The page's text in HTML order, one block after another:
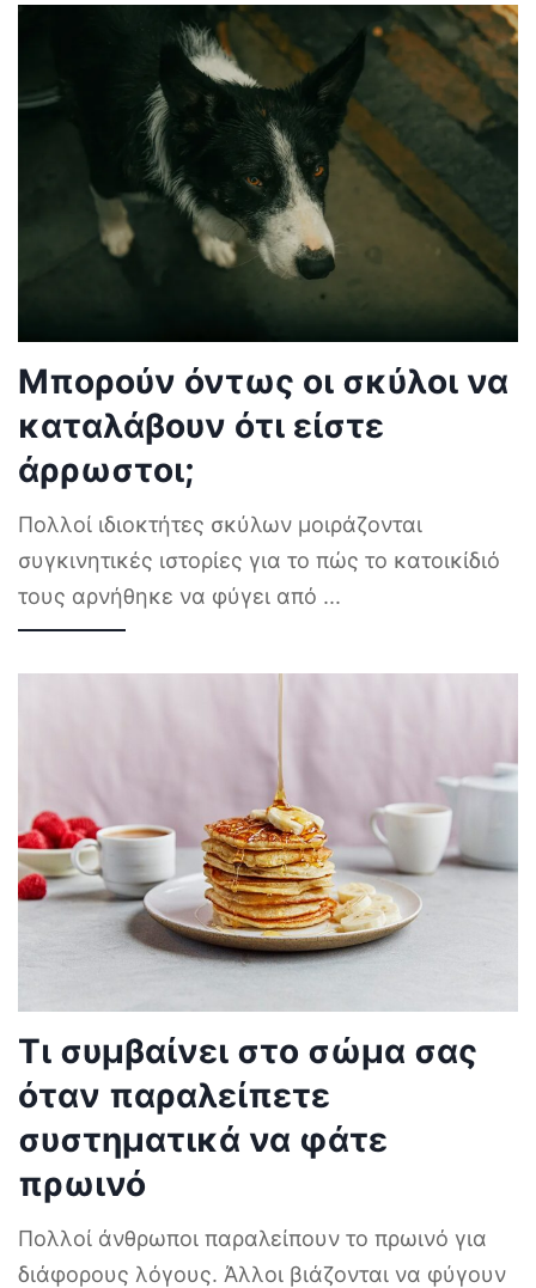
Μπορούν όντως οι σκύλοι να
καταλάβουν ότι είστε
άρρωστοι;
Πολλοί ιδιοκτήτες σκύλων μοιράζονται
συγκινητικές ιστορίες για το πώς το κατοικίδιό
τους αρνήθηκε να φύγει από ...
Τι συμβαίνει στο σώμα σας
όταν παραλείπετε
συστηματικά να φάτε
πρωινό
Πολλοί άνθρωποι παραλείπουν το πρωινό για
διάφορους λόγους. Άλλοι βιάζονται να φύγουν